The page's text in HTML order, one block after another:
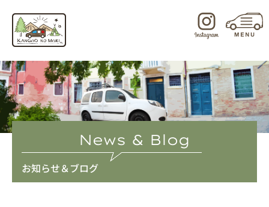
キ
ッ
プ
News & Blog
お知らせ＆ブログ